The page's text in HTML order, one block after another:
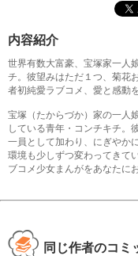
内容紹介
世界有数大富豪、宝塚家一人
チ。彼望みはただ１つ、菊花
者初純愛ラブコメ、愛と感動
宝塚（たからづか）家の一人
している青年・コンチキチ。
一員として加わり、にぎやか
環境も少しずつ変わってきて
ブコメ少女まんがをあなたに
同じ作者のコミ